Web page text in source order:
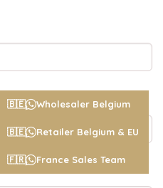
🇧🇪 Wholesaler Belgium
🇧🇪 Retailer Belgium & EU
🇫🇷 France Sales Team